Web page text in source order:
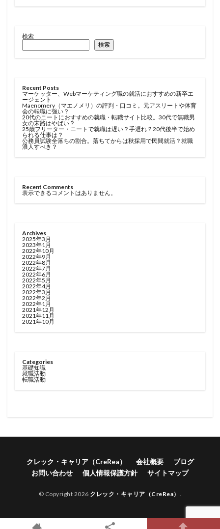
検索
検索
Recent Posts
マーケッター、Webマーケティング職の就活におすすめの新卒エ
ージェント
Maenomery（マエノメリ）の評判・口コミ。元アスリートや体育
会の転職に強い？
20代のニートにおすすめの就職・転職サイト比較。30代で無職男
女の末路はやばい？
25歳フリーター・ニートで就職は遅い？手遅れ？20代後半で始め
られる仕事は？
公務員試験全落ちの割合。落ちてからは秋採用で民間就活？就職
浪人すべき？
Recent Comments
表示できるコメントはありません。
Archives
2025年3月
2023年1月
2022年10月
2022年9月
2022年8月
2022年7月
2022年6月
2022年5月
2022年4月
2022年3月
2022年2月
2022年1月
2021年12月
2021年11月
2021年10月
Categories
基礎知識
就職活動
転職活動
クレック・キャリア（CreRea） 会社概要
ブログ
お問い合わせ
個人情報保護方針 サイトマップ
© Copyright 2026 クレック・キャリア（CreRea） .